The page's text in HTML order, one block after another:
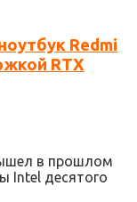
Redmi
RTX
в прошлом
Intel десятого